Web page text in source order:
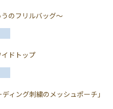
のフリルバッグ～
ドトップ
ィング刺繍のメッシュポーチ」